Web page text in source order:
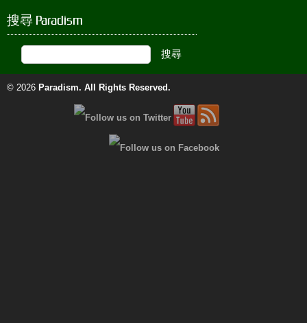
搜尋 Paradism
© 2026 Paradism. All Rights Reserved.